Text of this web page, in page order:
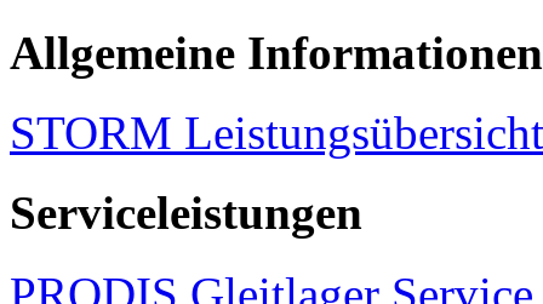
Allgemeine Informationen
STORM Leistungsübersicht
Serviceleistungen
PRODIS Gleitlager Service